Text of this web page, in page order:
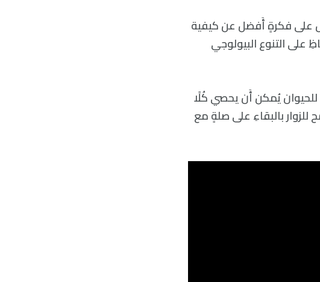
على فكرةٍ أَفضل عن كيفية
على التنوع البيولوجي
للحيوان يُمكن أَن يحصي كُلًا
بالبقاءِ على صلةٍ مع